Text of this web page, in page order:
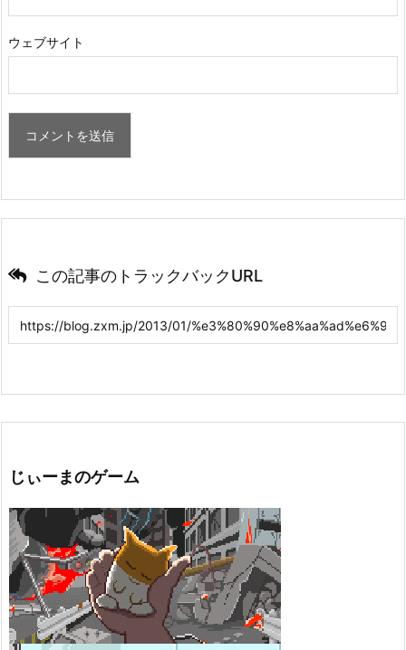
ウェブサイト
この記事のトラックバックURL
じぃーまのゲーム